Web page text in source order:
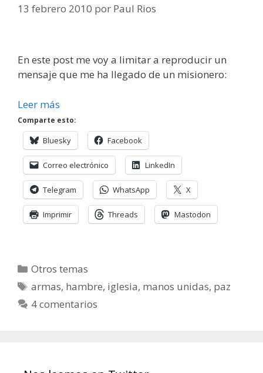
13 febrero 2010 por Paul Rios
En este post me voy a limitar a reproducir un
mensaje que me ha llegado de un misionero:
Leer más
Comparte esto:
Bluesky Facebook
Correo electrónico LinkedIn
Telegram WhatsApp X
Imprimir Threads Mastodon
Categorías
Otros temas
Etiquetas
armas, hambre, iglesia, manos unidas, paz
4 comentarios